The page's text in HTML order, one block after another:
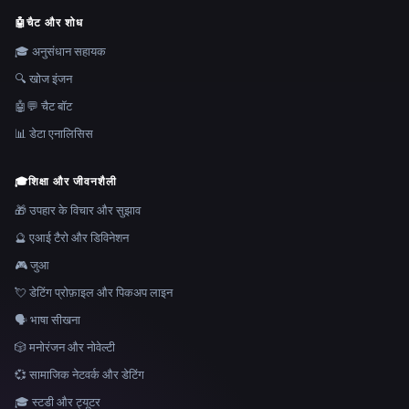
🤖चैट और शोध
🎓 अनुसंधान सहायक
🔍 खोज इंजन
🤖💬 चैट बॉट
📊 डेटा एनालिसिस
🎓शिक्षा और जीवनशैली
🎁 उपहार के विचार और सुझाव
🔮 एआई टैरो और डिविनेशन
🎮 जुआ
💘 डेटिंग प्रोफ़ाइल और पिकअप लाइन
🗣️ भाषा सीखना
🎲 मनोरंजन और नोवेल्टी
💞 सामाजिक नेटवर्क और डेटिंग
🎓 स्टडी और ट्यूटर